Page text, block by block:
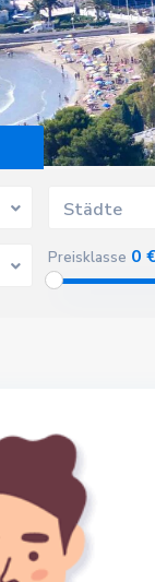
Städte
Preisklasse 0